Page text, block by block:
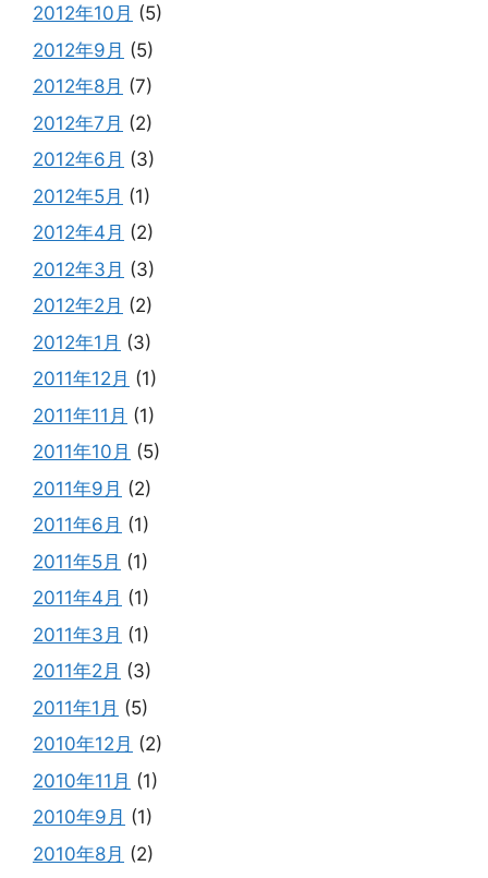
2012年10月 (5)
2012年9月 (5)
2012年8月 (7)
2012年7月 (2)
2012年6月 (3)
2012年5月 (1)
2012年4月 (2)
2012年3月 (3)
2012年2月 (2)
2012年1月 (3)
2011年12月 (1)
2011年11月 (1)
2011年10月 (5)
2011年9月 (2)
2011年6月 (1)
2011年5月 (1)
2011年4月 (1)
2011年3月 (1)
2011年2月 (3)
2011年1月 (5)
2010年12月 (2)
2010年11月 (1)
2010年9月 (1)
2010年8月 (2)